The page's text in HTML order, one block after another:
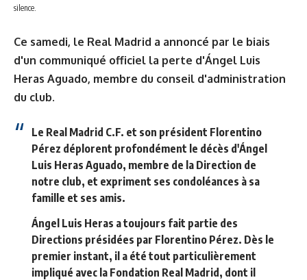
silence.
Ce samedi, le Real Madrid a annoncé par le biais
d'un communiqué officiel la perte d'Ángel Luis
Heras Aguado, membre du conseil d'administration
du club.
Le Real Madrid C.F. et son président Florentino
Pérez déplorent profondément le décès d'Ángel
Luis Heras Aguado, membre de la Direction de
notre club, et expriment ses condoléances à sa
famille et ses amis.
Ángel Luis Heras a toujours fait partie des
Directions présidées par Florentino Pérez. Dès le
premier instant, il a été tout particulièrement
impliqué avec la Fondation Real Madrid, dont il